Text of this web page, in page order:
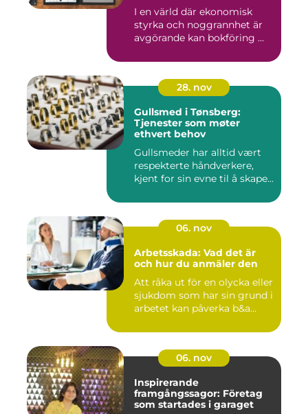
I en värld där ekonomisk
styrka och noggrannhet är
avgörande kan bokföring ...
28. nov
Gullsmed i Tønsberg:
Tjenester som møter
ethvert behov
Gullsmeder har alltid vært
respekterte håndverkere,
kjent for sin evne til å skape...
06. nov
Arbetsskada: Vad det är
och hur du anmäler den
Att råka ut för en olycka eller
sjukdom som har sin grund i
arbetet kan påverka b&a...
06. nov
Inspirerande
framgångssagor: Företag
som startades i garaget